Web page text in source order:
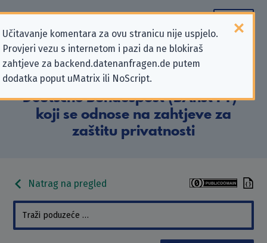
Učitavanje komentara za ovu stranicu nije uspjelo.
Provjeri vezu s internetom i pazi da ne blokiraš
zahtjeve za backend.datenanfragen.de putem
dodatka poput uMatrix ili NoScript.
Podaci kontakta „Bundesanstalt für
Post und Telekommunikation
Deutsche Bundespost (BAnst PT)”
koji se odnose na zahtjeve za
zaštitu privatnosti
Natrag na pregled